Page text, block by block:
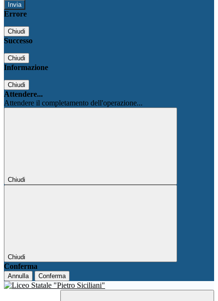
Errore
Chiudi
Successo
Chiudi
Informazione
Chiudi
Attendere...
Attendere il completamento dell'operazione...
Chiudi
Chiudi
Conferma
Annulla Conferma